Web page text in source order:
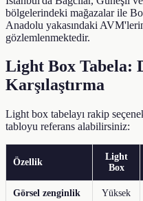
bölgelerindeki mağazalar ile
Anadolu yakasındaki
gözlemlenmektedir.
Light Box Tabela:
Karşılaştırma
Light box tabelayı rakip
tabloyu referans alabilirsiniz:
Özellik
Light
Box
Görsel zenginlik Yüksek